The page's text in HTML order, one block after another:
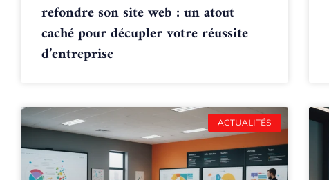
refondre son site web : un atout
caché pour décupler votre réussite
d’entreprise
ACTUALITÉS